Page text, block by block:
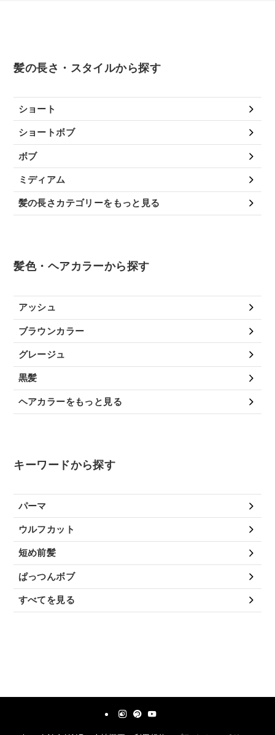
髪の長さ・スタイルから探す
ショート
ショートボブ
ボブ
ミディアム
髪の長さカテゴリーをもっと見る
髪色・ヘアカラーから探す
アッシュ
ブラウンカラー
グレージュ
黒髪
ヘアカラーをもっと見る
キーワードから探す
パーマ
ウルフカット
短め前髪
ぱっつんボブ
すべてを見る